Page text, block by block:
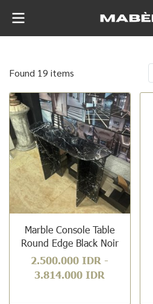
Found 19 items
Marble Console Table
Round Edge Black Noir
2.500.000 IDR -
3.814.000 IDR